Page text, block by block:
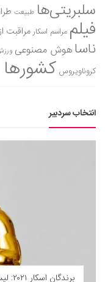
سلبریتی‌ها طبیعت
فیلم مراسم اسکارمراقبت
ناساهوش مصنوعی
کروناویروس کشورها
انتخاب سردبیر